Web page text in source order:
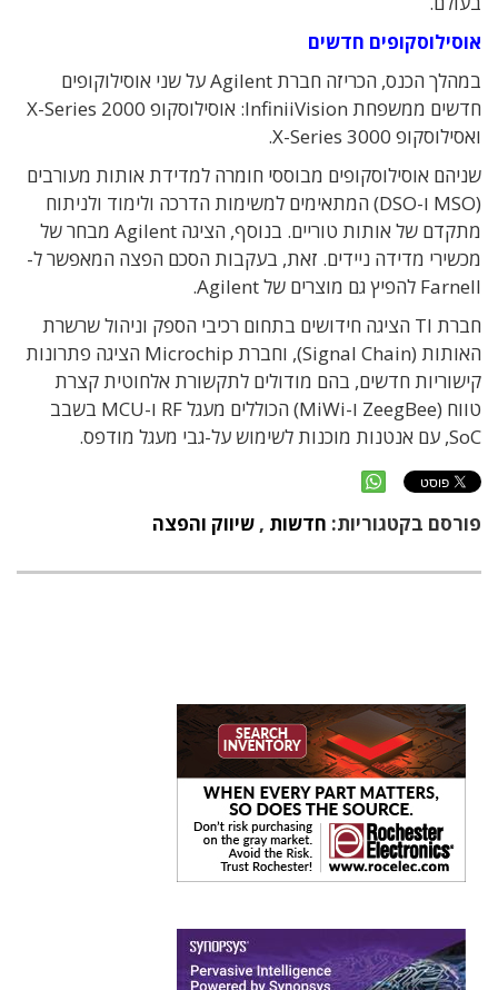
אוסילוסקופים חדשים
במהלך הכנס, הכריזה חברת Agilent על שני אוסילוקופים
חדשים ממשפחת InfiniiVision: אוסילוסקופ 2000 X-Series
ואסילוסקופ 3000 X-Series.
שניהם אוסילוסקופים מבוססי חומרה למדידת אותות מעורבים
(MSO ו-DSO) המתאימים למשימות הדרכה ולימוד ולניתוח
מתקדם של אותות טוריים. בנוסף, הציגה Agilent מבחר של
מכשירי מדידה ניידים. זאת, בעקבות הסכם הפצה המאפשר ל-
Farnell להפיץ גם מוצרים של Agilent.
חברת TI הציגה חידושים בתחום רכיבי הספק וניהול שרשרת
האותות (Signal Chain), וחברת Microchip הציגה פתרונות
קישוריות חדשים, בהם מודולים לתקשורת אלחוטית קצרת
טווח (ZeegBee ו-MiWi) הכוללים מעגל RF ו-MCU בשבב
SoC, עם אנטנות מוכנות לשימוש על-גבי מעגל מודפס.
פורסם בקטגוריות: חדשות , שיווק והפצה